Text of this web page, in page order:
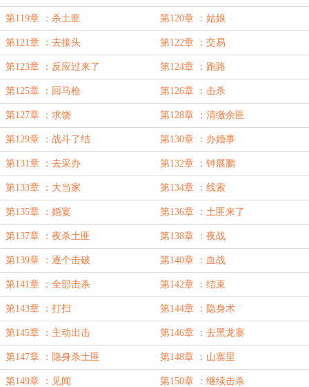
第119章 ：杀土匪 第120章 ：姑娘
第121章 ：去接头 第122章 ：交易
第123章 ：反应过来了 第124章 ：跑路
第125章 ：回马枪 第126章 ：击杀
第127章 ：求饶 第128章 ：清缴余匪
第129章 ：战斗了结 第130章 ：办婚事
第131章 ：去采办 第132章 ：钟展鹏
第133章 ：大当家 第134章 ：线索
第135章 ：婚宴 第136章 ：土匪来了
第137章 ：夜杀土匪 第138章 ：夜战
第139章 ：逐个击破 第140章 ：血战
第141章 ：全部击杀 第142章 ：结束
第143章 ：打扫 第144章 ：隐身术
第145章 ：主动出击 第146章 ：去黑龙寨
第147章 ：隐身杀土匪 第148章 ：山寨里
第149章 ：见闻 第150章 ：继续击杀